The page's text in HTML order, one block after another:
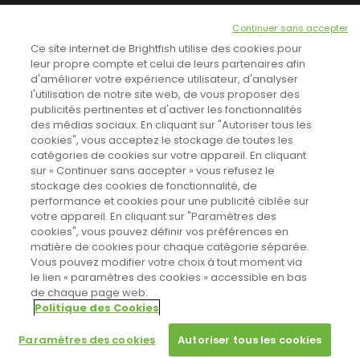
NEWSLETTER
TOUTES LES NEWS
CINEVOX SUR FACEBOOK
Designed byPoids Plume
© Copyright 2011-2026, All Rights Reserved -Politique de cookies
Paramètres des cookies
Sahifa ThemeLicense is not validated, Go to the theme options
page to validate the license, You need a single license for each
domain name.
Ce site internet de Brightfish utilise des cookies pour
leur propre compte et celui de leurs partenaires afin
d'améliorer votre expérience utilisateur, d'analyser
l'utilisation de notre site web, de vous proposer des
publicités pertinentes et d'activer les fonctionnalités
des médias sociaux. En cliquant sur "Autoriser tous les
cookies", vous acceptez le stockage de toutes les
catégories de cookies sur votre appareil. En cliquant
sur « Continuer sans accepter » vous refusez le
stockage des cookies de fonctionnalité, de
performance et cookies pour une publicité ciblée sur
votre appareil. En cliquant sur "Paramètres des
cookies", vous pouvez définir vos préférences en
matière de cookies pour chaque catégorie séparée.
Vous pouvez modifier votre choix à tout moment via
le lien « paramètres des cookies » accessible en bas
de chaque page web.
Politique des Cookies
Paramètres des cookies Autoriser tous les cookies
Continuer sans accepter